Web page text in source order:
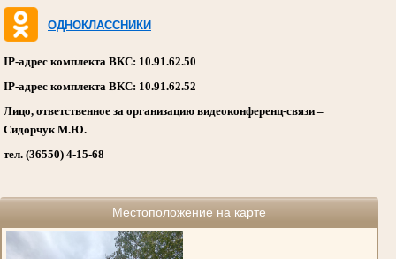
ОДНОКЛАССНИКИ
IP-адрес комплекта ВКС: 10.91.62.50
IP-адрес комплекта ВКС: 10.91.62.52
Лицо, ответственное за организацию видеоконференц-связи –
Сидорчук М.Ю.
тел. (36550) 4-15-68
Местоположение на карте